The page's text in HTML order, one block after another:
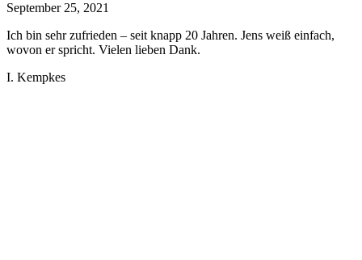
September 25, 2021
Ich bin sehr zufrieden – seit knapp 20 Jahren. Jens weiß einfach,
wovon er spricht. Vielen lieben Dank.
I. Kempkes